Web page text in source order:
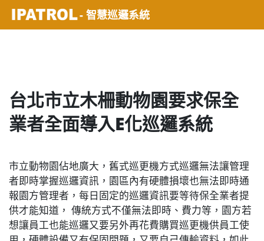
- 智慧巡邏系統
台北市立木柵動物園要求保全
業者全面導入E化巡邏系統
市立動物園佔地廣大，舊式巡更機方式巡邏無法讓管理
者即時掌握巡邏資訊，園區內有硬體損壞也無法即時通
報園方管理者，每日固定的巡邏資訊要等待保全業者提
供才能知道， 傳統方式不僅無法即時、費力等，園方若
想讓員工也能巡邏又要另外再花費購買巡更機供員工使